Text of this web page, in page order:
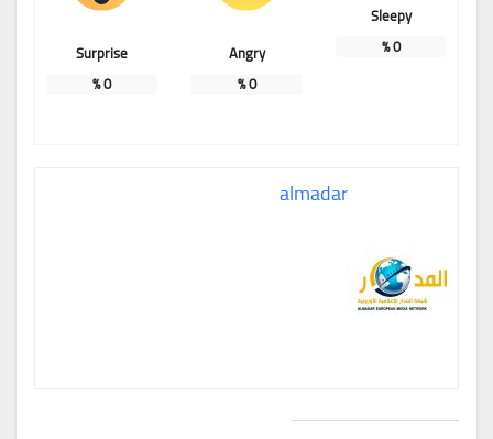
Sleepy
0
%
Angry
0
%
Surprise
0
%
almadar